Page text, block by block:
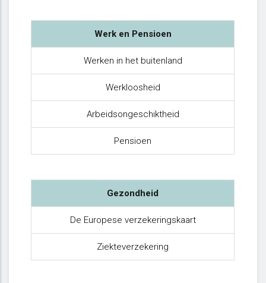
Werk en Pensioen
Werken in het buitenland
Werkloosheid
Arbeidsongeschiktheid
Pensioen
Gezondheid
De Europese verzekeringskaart
Ziekteverzekering